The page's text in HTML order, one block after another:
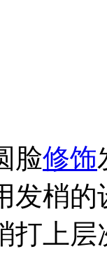
脸修饰
发梢
打上